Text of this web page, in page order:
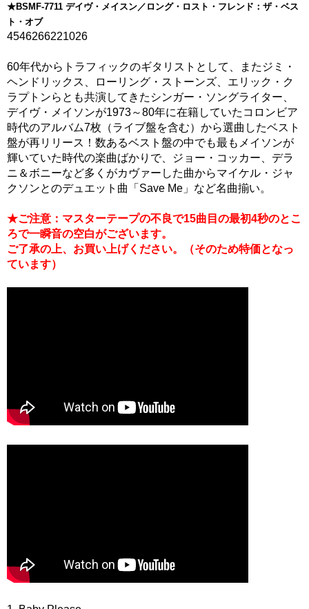
★BSMF-7711 デイヴ・メイスン／ロング・ロスト・フレンド：ザ・ベス
ト・オブ
4546266221026
60年代からトラフィックのギタリストとして、またジミ・
ヘンドリックス、ローリング・ストーンズ、エリック・ク
ラプトンらとも共演してきたシンガー・ソングライター、
デイヴ・メイソンが1973～80年に在籍していたコロンビア
時代のアルバム7枚（ライブ盤を含む）から選曲したベスト
盤が再リリース！数あるベスト盤の中でも最もメイソンが
輝いていた時代の楽曲ばかりで、ジョー・コッカー、デラ
ニ＆ボニーなど多くがカヴァーした曲からマイケル・ジャ
クソンとのデュエット曲「Save Me」など名曲揃い。
★ご注意：マスターテープの不良で15曲目の最初4秒のとこ
ろで一瞬音の空白がございます。
ご了承の上、お買い上げください。（そのため特価となっ
ています）